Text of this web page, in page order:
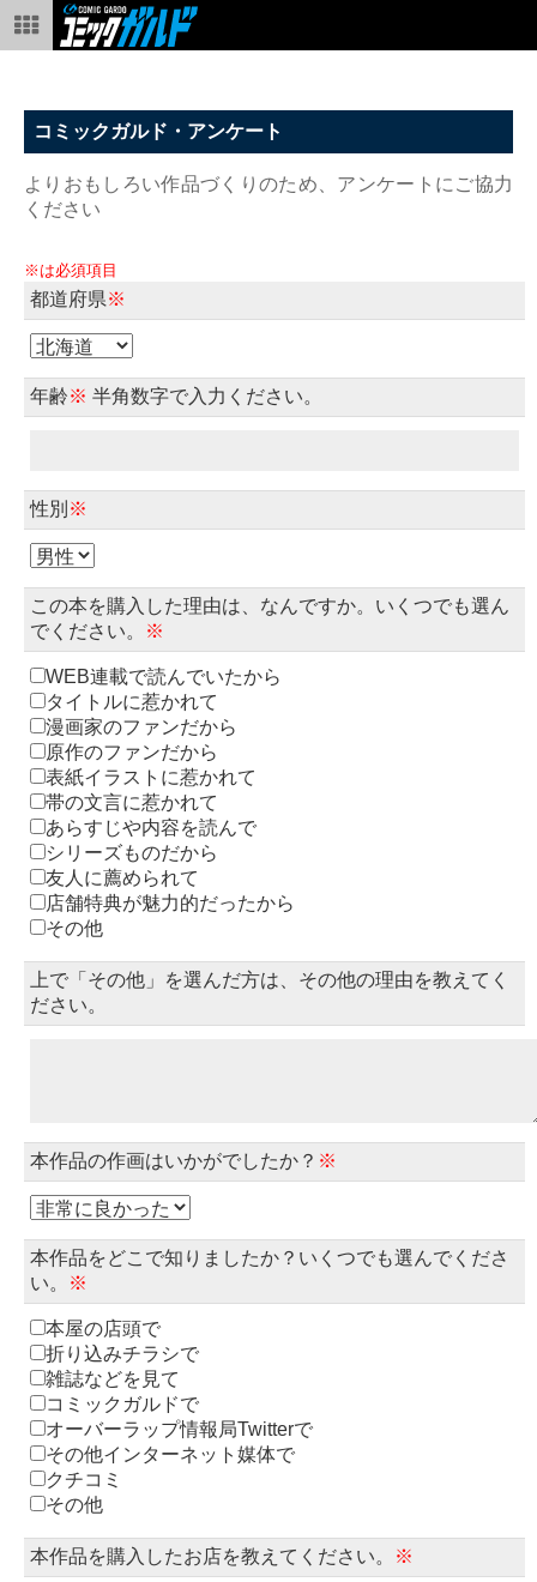
コミックガルド・アンケート
よりおもしろい作品づくりのため、アンケートにご協力
ください
※は必須項目
都道府県※
年齢※ 半角数字で入力ください。
性別 ※
この本を購入した理由は、なんですか。いくつでも選ん
でください。
※
WEB連載で読んでいたから
タイトルに惹かれて
漫画家のファンだから
原作のファンだから
表紙イラストに惹かれて
帯の文言に惹かれて
あらすじや内容を読んで
シリーズものだから
友人に薦められて
店舗特典が魅力的だったから
その他
上で「その他」を選んだ方は、その他の理由を教えてく
ださい。
本作品の作画はいかがでしたか？ ※
本作品をどこで知りましたか？いくつでも選んでくださ
い。
※
本屋の店頭で
折り込みチラシで
雑誌などを見て
コミックガルドで
オーバーラップ情報局Twitterで
その他インターネット媒体で
クチコミ
その他
本作品を購入したお店を教えてください。 ※